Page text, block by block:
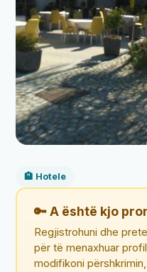
🏨 Hotele
🔑 A është kjo
Regjistrohuni dhe
për të menaxhuar
modifikoni